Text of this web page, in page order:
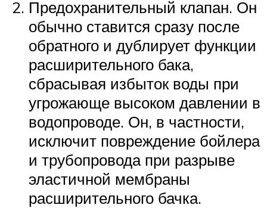
Предохранительный клапан. Он
обычно ставится сразу после
обратного и дублирует функции
расширительного бака,
сбрасывая избыток воды при
угрожающе высоком давлении в
водопроводе. Он, в частности,
исключит повреждение бойлера
и трубопровода при разрыве
эластичной мембраны
расширительного бачка.